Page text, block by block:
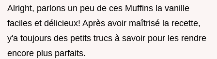
Alright, parlons un peu de ces Muffins la vanille
faciles et délicieux! Après avoir maîtrisé la recette,
y'a toujours des petits trucs à savoir pour les rendre
encore plus parfaits.